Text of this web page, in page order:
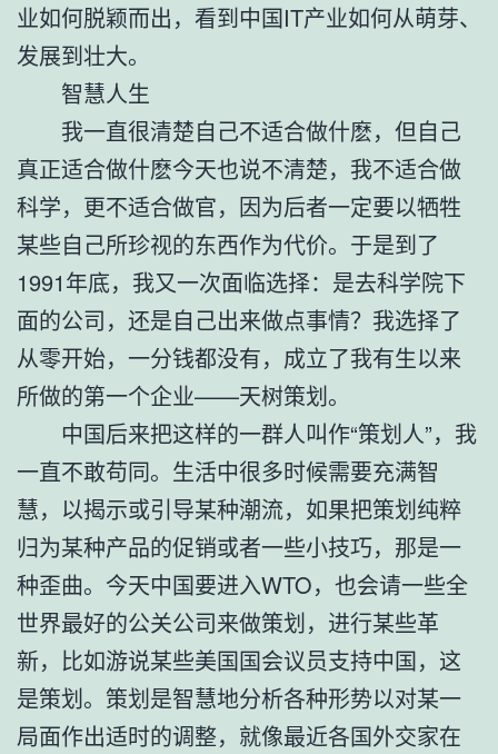
业如何脱颖而出，看到中国IT产业如何从萌芽、
发展到壮大。
智慧人生
我一直很清楚自己不适合做什麽，但自己
真正适合做什麽今天也说不清楚，我不适合做
科学，更不适合做官，因为后者一定要以牺牲
某些自己所珍视的东西作为代价。于是到了
1991年底，我又一次面临选择：是去科学院下
面的公司，还是自己出来做点事情？我选择了
从零开始，一分钱都没有，成立了我有生以来
所做的第一个企业——天树策划。
中国后来把这样的一群人叫作“策划人”，我
一直不敢苟同。生活中很多时候需要充满智
慧，以揭示或引导某种潮流，如果把策划纯粹
归为某种产品的促销或者一些小技巧，那是一
种歪曲。今天中国要进入WTO，也会请一些全
世界最好的公关公司来做策划，进行某些革
新，比如游说某些美国国会议员支持中国，这
是策划。策划是智慧地分析各种形势以对某一
局面作出适时的调整，就像最近各国外交家在